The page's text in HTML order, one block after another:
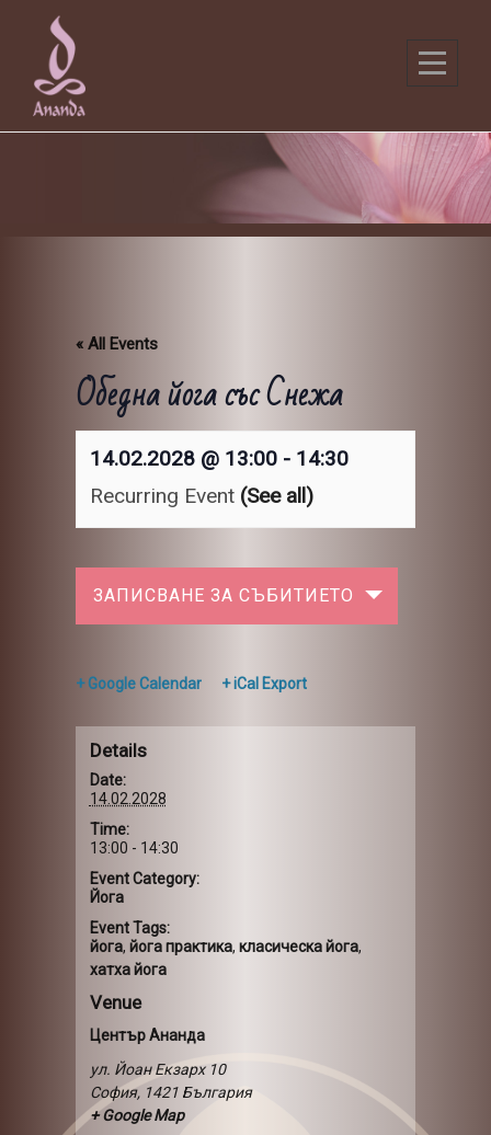
content
« All Events
Обедна йога със Снежа
14.02.2028 @ 13:00 - 14:30
Recurring Event (See all)
ЗАПИСВАНЕ ЗА СЪБИТИЕТО
+ Google Calendar + iCal Export
Details
Date:
14.02.2028
Time:
13:00 - 14:30
Event Category:
Йога
Event Tags:
йога, йога практика, класическа йога,
хатха йога
Venue
Център Ананда
ул. Йоан Екзарх 10
София, 1421 България
+ Google Map